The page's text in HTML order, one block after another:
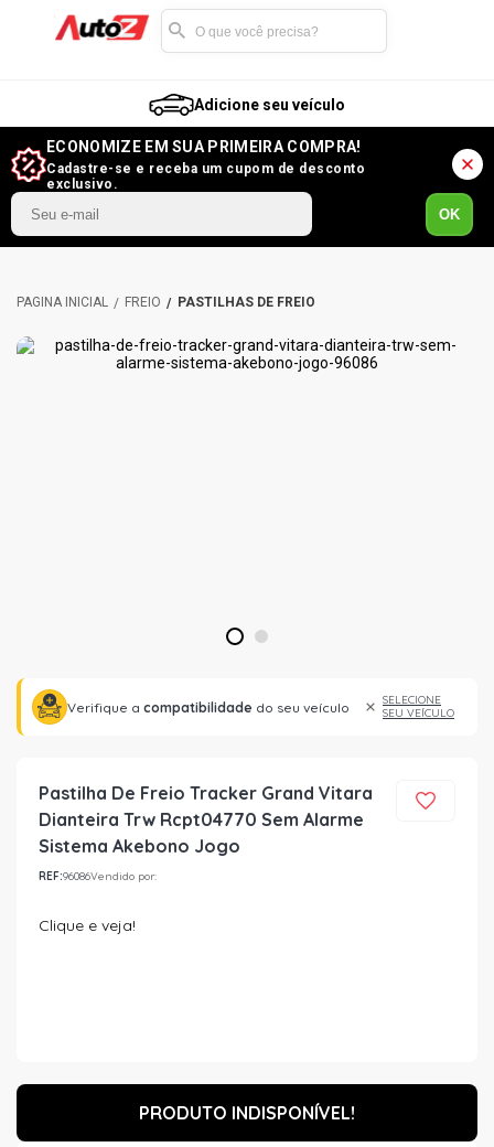
Adicione seu veículo
ECONOMIZE EM SUA PRIMEIRA COMPRA!
Cadastre-se e receba um cupom de desconto
exclusivo.
OK
FREIO PASTILHAS DE FREIO
1 2
Verifique a compatibilidade do seu veículo
SELECIONE
SEU VEÍCULO
Pastilha De Freio Tracker Grand Vitara
Dianteira Trw Rcpt04770 Sem Alarme
Sistema Akebono Jogo
REF:96086Vendido por:
Clique e veja!
PRODUTO INDISPONÍVEL!